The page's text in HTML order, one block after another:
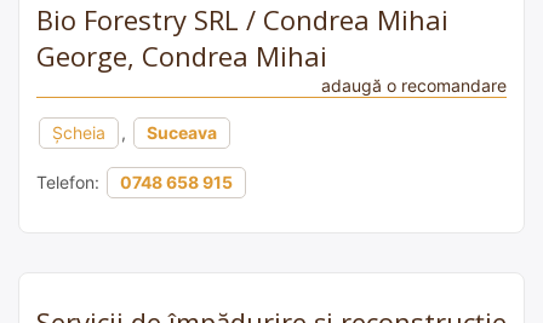
Bio Forestry SRL / Condrea Mihai
George, Condrea Mihai
adaugă o recomandare
Şcheia , Suceava
Telefon: 0748 658 915